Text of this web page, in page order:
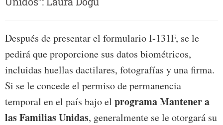
Después de presentar el formulario I-131F, se le
pedirá que proporcione sus datos biométricos,
incluidas huellas dactilares, fotografías y una firma.
Si se le concede el permiso de permanencia
temporal en el país bajo el programa Mantener a
las Familias Unidas, generalmente se le otorgará su